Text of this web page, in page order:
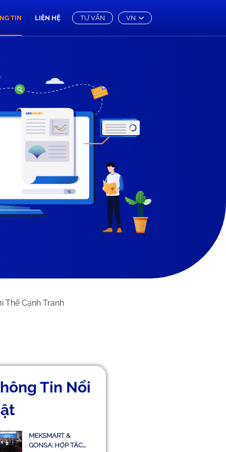
TIN LIÊN HỆ TƯ VẤN VN
Thế Cạnh Tranh
Tin Nổi
MEKSMART &
GONSA: HỢP TÁC